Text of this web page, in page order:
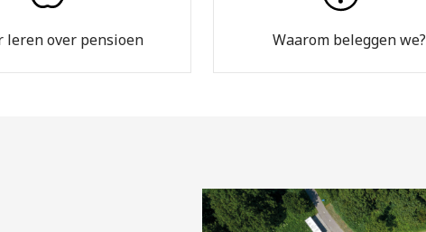
leren over pensioen Waarom beleggen we?